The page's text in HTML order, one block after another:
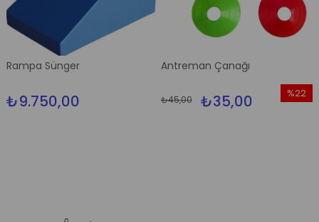
Rampa Sünger
₺9.750,00
Antreman Çanağı
₺35,00
₺45,00
%22